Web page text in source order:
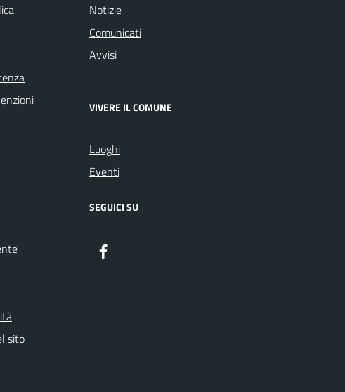
Notizie
Comunicati
Avvisi
VIVERE IL COMUNE
Luoghi
Eventi
sito
SEGUICI SU